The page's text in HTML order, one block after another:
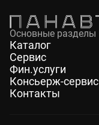
Основные разделы
Каталог
Сервис
Фин.услуги
Консьерж-сервис
Контакты